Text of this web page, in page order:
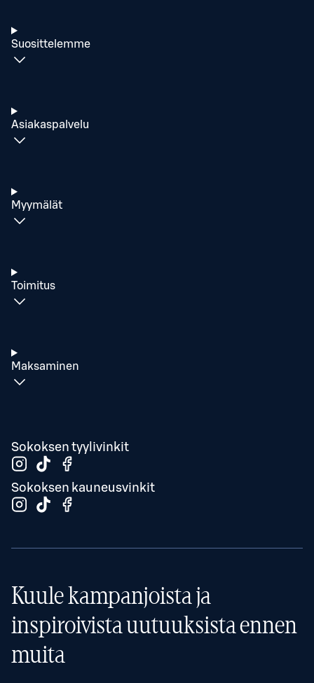
Suosittelemme
Asiakaspalvelu
Myymälät
Toimitus
Maksaminen
Sokoksen tyylivinkit
Sokoksen kauneusvinkit
Kuule kampanjoista ja
inspiroivista uutuuksista ennen
muita